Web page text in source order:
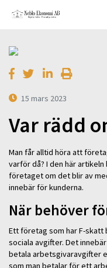
15 mars 2023
Var rädd
Man får alltid höra att
varför då? I den här
företaget om det blir av
innebär för kunderna.
När behöver
Ett företag som har F-skatt
sociala avgifter. Det
betala arbetsgivaravgifter
som man betalar för ett